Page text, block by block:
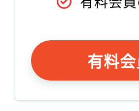
有料